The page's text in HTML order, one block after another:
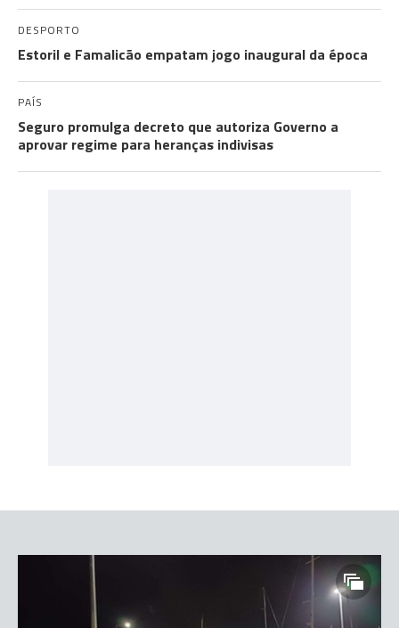
DESPORTO
Estoril e Famalicão empatam jogo inaugural da época
PAÍS
Seguro promulga decreto que autoriza Governo a
aprovar regime para heranças indivisas